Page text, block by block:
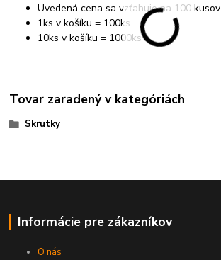
Uvedená cena sa vzťahuje na 100 kusov
1ks v košíku = 100ks
10ks v košíku = 1000ks
Tovar zaradený v kategóriách
Skrutky
Informácie pre zákazníkov
O nás